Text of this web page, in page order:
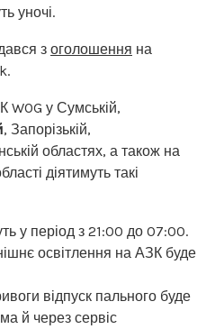
уночі.
з оголошення на
у Сумській,
, Запорізькій,
областях, а також на
діятимуть такі
у період з 21:00 до 07:00.
освітлення на АЗК буде
відпуск пального буде
й через сервіс